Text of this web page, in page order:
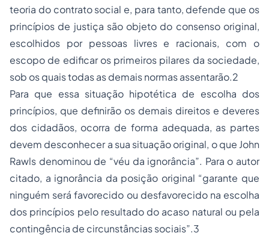
teoria do contrato social e, para tanto, defende que os
princípios de justiça são objeto do consenso original,
escolhidos por pessoas livres e racionais, com o
escopo de edificar os primeiros pilares da sociedade,
sob os quais todas as demais normas assentarão.2
Para que essa situação hipotética de escolha dos
princípios, que definirão os demais direitos e deveres
dos cidadãos, ocorra de forma adequada, as partes
devem desconhecer a sua situação original, o que John
Rawls denominou de “véu da ignorância”. Para o autor
citado, a ignorância da posição original “garante que
ninguém será favorecido ou desfavorecido na escolha
dos princípios pelo resultado do acaso natural ou pela
contingência de circunstâncias sociais”.3